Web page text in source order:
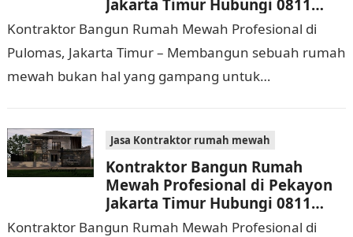
Jakarta Timur Hubungi 0811
9933 588
Kontraktor Bangun Rumah Mewah Profesional di
Pulomas, Jakarta Timur – Membangun sebuah rumah
mewah bukan hal yang gampang untuk
Jasa Kontraktor rumah mewah
Kontraktor Bangun Rumah
Mewah Profesional di Pekayon
Jakarta Timur Hubungi 0811
9933 588
Kontraktor Bangun Rumah Mewah Profesional di